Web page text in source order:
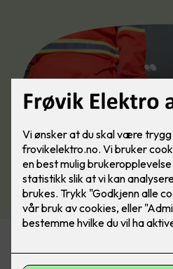
Økende krav om